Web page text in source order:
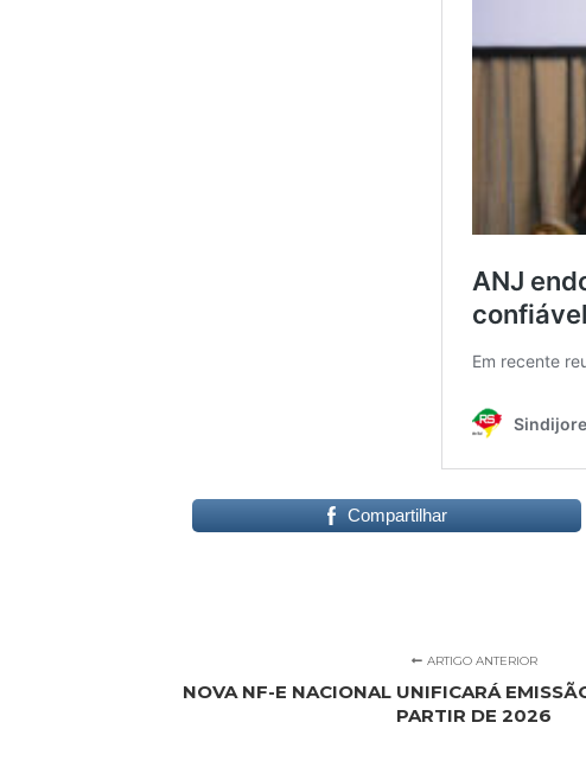
Compartilhar
ARTIGO ANTERIOR
NOVA NF-E NACIONAL UNIFICARÁ
PARTIR DE 2026